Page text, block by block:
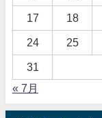
17 18
24 25
31
« 7月